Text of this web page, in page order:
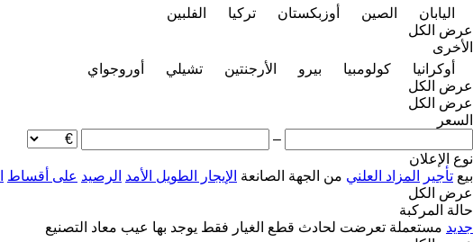
اليابان
الصين أوزبكستان تركيا
الفلبين
عرض الكل
الأخرى
أوكرانيا
كولومبيا بيرو الأرجنتين تشيلي
أوروجواي
عرض الكل
عرض الكل
السعر
–
نوع الإعلان
بيع تأجير المزاد العلني من الجهة الصانعة الإيجار الطويل الأمد الرصيد على أقساط
عرض الكل
حالة المركبة
جديد مستعملة تعرضت لحادث قطع الغيار فقط يوجد بها عيب معاد التصنيع